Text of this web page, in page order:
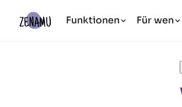
Funktionen Für wen